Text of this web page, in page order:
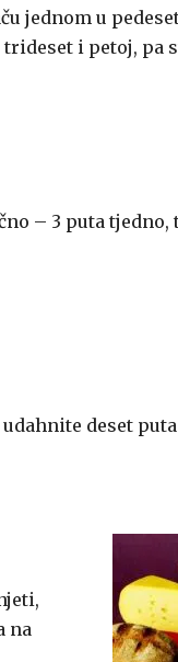
jednom u
i petoj, pa
– 3 puta tjedno,
deset puta
na